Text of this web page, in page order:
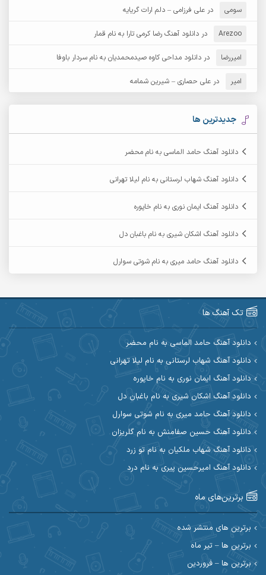
آرش عثمان
آرش مبهم آرش مستشیری
آرش مهرابی آرش نظری
آرشام
آرکاداش
آرین صیادی
آرین مریدی
آوات بوکانی آوات یگانه
آیت احمدنژاد
ابراهیم شمس ابوالحسن جاویدان
ابی حسینی
احسان آیینفر
احسان امیدوار
احسان حیدری احسان دریادل
احسان رمضانی احسان علیانی
سومی در علی فرزامی – دلم ارات گریایه
Arezoo در دانلود آهنگ رضا کرمی تارا به نام قمار
امیررضا در دانلود مداحی کاوه صیدمحمدیان به نام سردار باوفا
امیر در علی حصاری – شیرین شمامه
جدیدترین ها
دانلود آهنگ حامد الماسی به نام محضر
دانلود آهنگ شهاب لرستانی به نام لیلا تهرانی
دانلود آهنگ ایمان نوری به نام خاپوره
دانلود آهنگ اشکان شیری به نام باغبان دل
دانلود آهنگ حامد میری به نام شوتی سوارل
تک آهنگ ها
دانلود آهنگ حامد الماسی به نام محضر
دانلود آهنگ شهاب لرستانی به نام لیلا تهرانی
دانلود آهنگ ایمان نوری به نام خاپوره
دانلود آهنگ اشکان شیری به نام باغبان دل
دانلود آهنگ حامد میری به نام شوتی سوارل
دانلود آهنگ حسین صفامنش به نام گلریزان
دانلود آهنگ شهاب ملکیان به نام تو زرد
دانلود آهنگ امیرحسین پیری به نام درد
برترین‌های ماه
برترین های منتشر شده
برترین ها – تیر ماه
برترین ها – فروردین